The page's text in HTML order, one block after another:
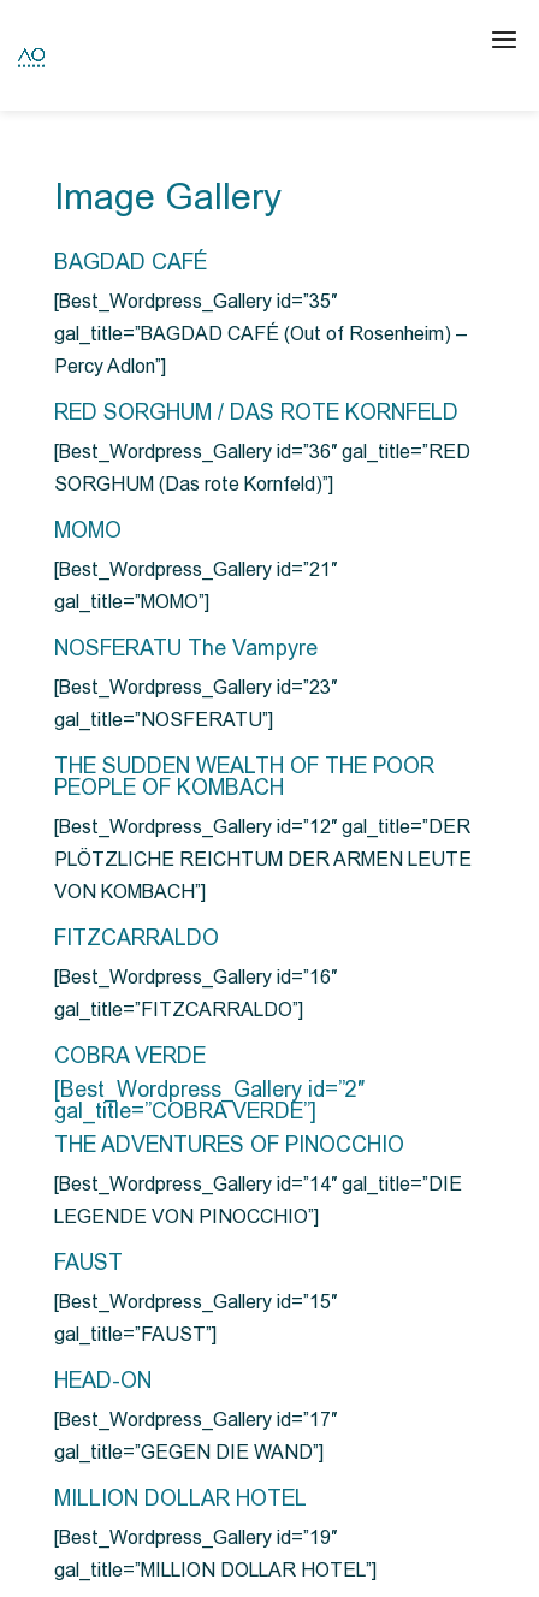
Image Gallery
BAGDAD CAFÉ
[Best_Wordpress_Gallery id=”35″
gal_title=”BAGDAD CAFÉ (Out of Rosenheim) –
Percy Adlon”]
RED SORGHUM / DAS ROTE KORNFELD
[Best_Wordpress_Gallery id=”36″ gal_title=”RED
SORGHUM (Das rote Kornfeld)”]
MOMO
[Best_Wordpress_Gallery id=”21″
gal_title=”MOMO”]
NOSFERATU The Vampyre
[Best_Wordpress_Gallery id=”23″
gal_title=”NOSFERATU”]
THE SUDDEN WEALTH OF THE POOR
PEOPLE OF KOMBACH
[Best_Wordpress_Gallery id=”12″ gal_title=”DER
PLÖTZLICHE REICHTUM DER ARMEN LEUTE
VON KOMBACH”]
FITZCARRALDO
[Best_Wordpress_Gallery id=”16″
gal_title=”FITZCARRALDO”]
COBRA VERDE
[Best_Wordpress_Gallery id=”2″
gal_title=”COBRA VERDE”]
THE ADVENTURES OF PINOCCHIO
[Best_Wordpress_Gallery id=”14″ gal_title=”DIE
LEGENDE VON PINOCCHIO”]
FAUST
[Best_Wordpress_Gallery id=”15″
gal_title=”FAUST”]
HEAD-ON
[Best_Wordpress_Gallery id=”17″
gal_title=”GEGEN DIE WAND”]
MILLION DOLLAR HOTEL
[Best_Wordpress_Gallery id=”19″
gal_title=”MILLION DOLLAR HOTEL”]